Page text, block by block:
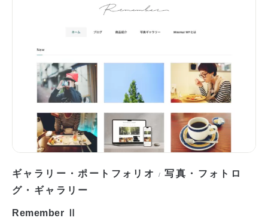
ギャラリー・ポートフォリオ /写真・フォトロ
グ・ギャラリー
Remember Ⅱ